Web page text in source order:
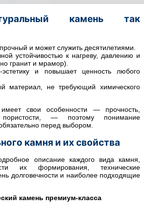
камень так
и может служить десятилетиями.
устойчивостью к нагреву, давлению и
гранит и мрамор).
и повышает ценность любого
материал, не требующий химического
свои особенности — прочность,
пористости, — поэтому понимание
перед выбором.
камня и их свойства
описание каждого вида камня,
их формирования, технические
долговечности и наиболее подходящие
камень премиум-класса